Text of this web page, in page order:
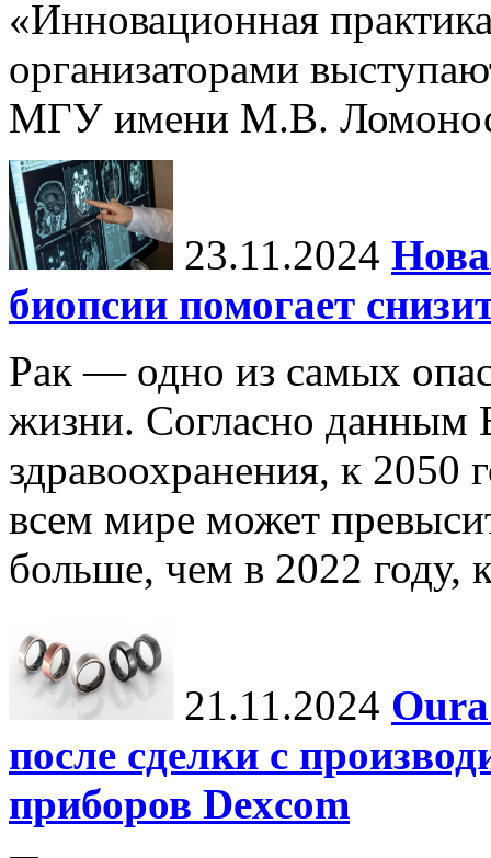
«Инновационная
организаторами
МГУ имени М.В.
23.11.2024
биопсии помогает
Рак — одно из самых
жизни. Согласно данным
здравоохранения, к 2050
всем мире может
больше, чем в 2022 году,
21.11.2024
после сделки с
приборов Dexcom